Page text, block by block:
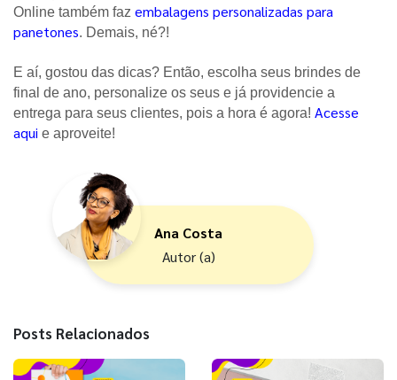
Online também faz embalagens personalizadas para
panetones. Demais, né?!
E aí, gostou das dicas? Então, escolha seus brindes de
final de ano, personalize os seus e já providencie a
entrega para seus clientes, pois a hora é agora! Acesse
aqui e aproveite!
Ana Costa
Autor (a)
Posts Relacionados